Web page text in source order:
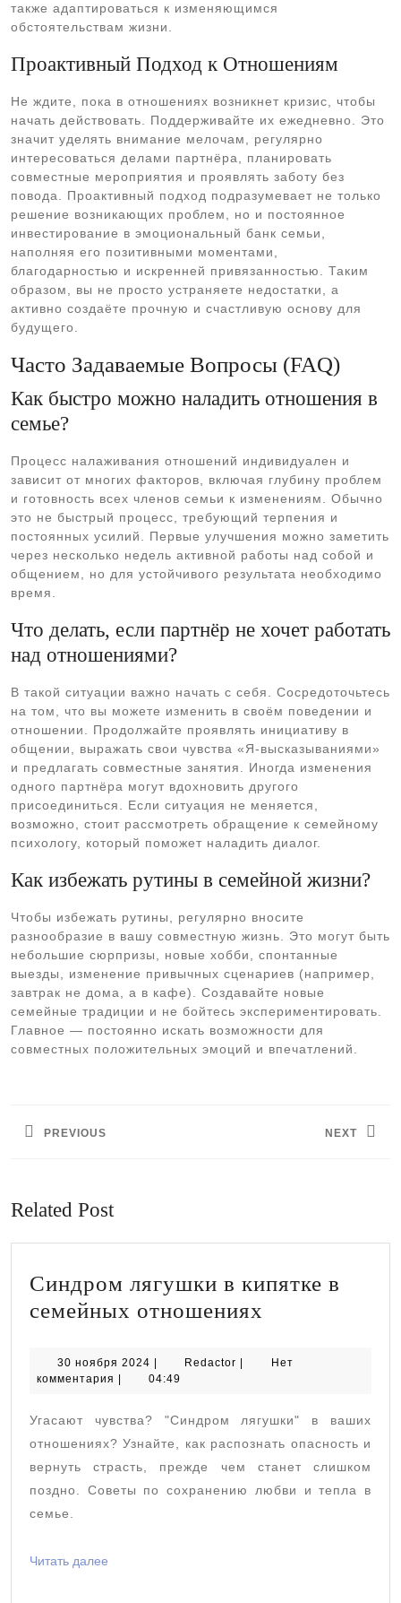
также адаптироваться к изменяющимся
обстоятельствам жизни.
Проактивный Подход к Отношениям
Не ждите, пока в отношениях возникнет кризис, чтобы
начать действовать. Поддерживайте их ежедневно. Это
значит уделять внимание мелочам, регулярно
интересоваться делами партнёра, планировать
совместные мероприятия и проявлять заботу без
повода. Проактивный подход подразумевает не только
решение возникающих проблем, но и постоянное
инвестирование в эмоциональный банк семьи,
наполняя его позитивными моментами,
благодарностью и искренней привязанностью. Таким
образом, вы не просто устраняете недостатки, а
активно создаёте прочную и счастливую основу для
будущего.
Часто Задаваемые Вопросы (FAQ)
Как быстро можно наладить отношения в
семье?
Процесс налаживания отношений индивидуален и
зависит от многих факторов, включая глубину проблем
и готовность всех членов семьи к изменениям. Обычно
это не быстрый процесс, требующий терпения и
постоянных усилий. Первые улучшения можно заметить
через несколько недель активной работы над собой и
общением, но для устойчивого результата необходимо
время.
Что делать, если партнёр не хочет работать
над отношениями?
В такой ситуации важно начать с себя. Сосредоточьтесь
на том, что вы можете изменить в своём поведении и
отношении. Продолжайте проявлять инициативу в
общении, выражать свои чувства «Я-высказываниями»
и предлагать совместные занятия. Иногда изменения
одного партнёра могут вдохновить другого
присоединиться. Если ситуация не меняется,
возможно, стоит рассмотреть обращение к семейному
психологу, который поможет наладить диалог.
Как избежать рутины в семейной жизни?
Чтобы избежать рутины, регулярно вносите
разнообразие в вашу совместную жизнь. Это могут быть
небольшие сюрпризы, новые хобби, спонтанные
выезды, изменение привычных сценариев (например,
завтрак не дома, а в кафе). Создавайте новые
семейные традиции и не бойтесь экспериментировать.
Главное — постоянно искать возможности для
совместных положительных эмоций и впечатлений.
записям
PREVIOUS NEXT
Related Post
Синдром лягушки в кипятке в
семейных отношениях
в
в
семейных
отношениях
30 ноября 2024 30
ноября
Redactor Redactor
Нет
комментария
04:49
Угасают чувства? "Синдром лягушки" в ваших
отношениях? Узнайте, как распознать опасность и
вернуть страсть, прежде чем станет слишком
поздно. Советы по сохранению любви и тепла в
семье.
Читать далее